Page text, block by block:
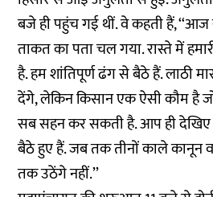
बजे ही पहुंच गई थीं. वे कहती हैं,
ताकत का पता चल गया. रास्ते में
है. हम शांतिपूर्ण ढंग से बैठे हैं. लाठी
देंगे, लेकिन किसान एक ऐसी कौम है जो
सब सहन कर सकती है. आप ही देखिए
बैठे हुए हैं. जब तक तीनों काले कानून
तक उठेंगे नहीं.’’